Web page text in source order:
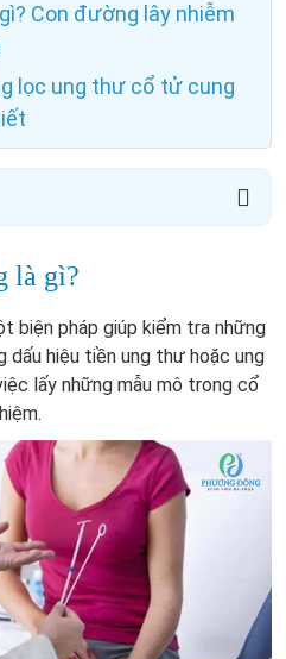
Con đường lây nhiễm
lọc ung thư cổ tử cung
là gì?
biện pháp giúp kiểm tra những
hiệu tiền ung thư hoặc ung
lấy những mẫu mô trong cổ